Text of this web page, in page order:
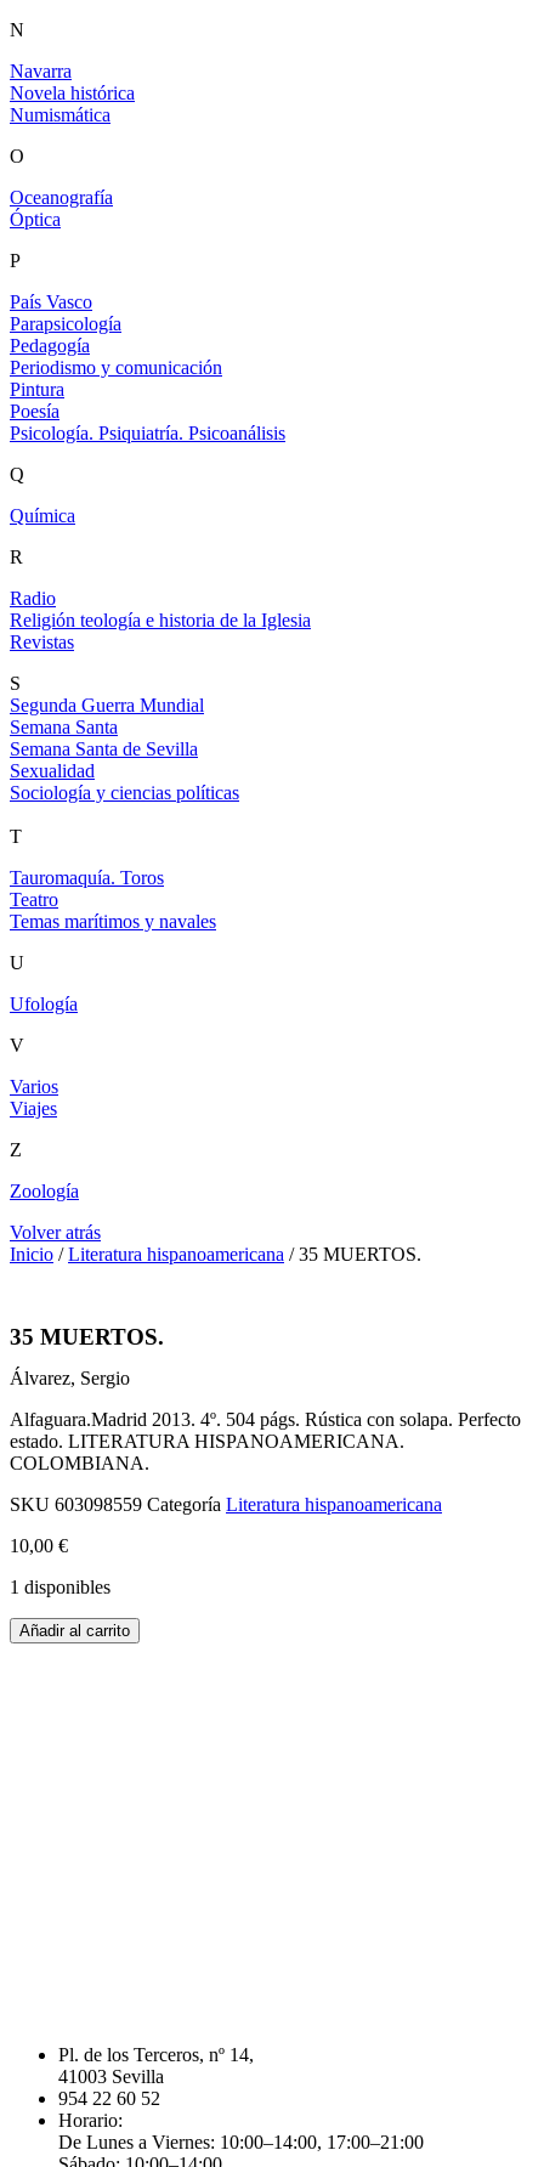
N
Navarra
Novela histórica
Numismática
O
Oceanografía
Óptica
P
País Vasco
Parapsicología
Pedagogía
Periodismo y comunicación
Pintura
Poesía
Psicología. Psiquiatría. Psicoanálisis
Q
Química
R
Radio
Religión teología e historia de la Iglesia
Revistas
S
Segunda Guerra Mundial
Semana Santa
Semana Santa de Sevilla
Sexualidad
Sociología y ciencias políticas
T
Tauromaquía. Toros
Teatro
Temas marítimos y navales
U
Ufología
V
Varios
Viajes
Z
Zoología
Volver atrás
Inicio /Literatura hispanoamericana / 35 MUERTOS.
35 MUERTOS.
Álvarez, Sergio
Alfaguara.Madrid 2013. 4º. 504 págs. Rústica con solapa. Perfecto
estado. LITERATURA HISPANOAMERICANA.
COLOMBIANA.
SKU 603098559 Categoría Literatura hispanoamericana
10,00 €
1 disponibles
35
MUERTOS.
Añadir al carrito
Pl. de los Terceros, nº 14,
41003 Sevilla
954 22 60 52
Horario:
De Lunes a Viernes: 10:00–14:00, 17:00–21:00